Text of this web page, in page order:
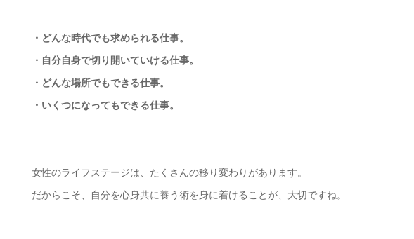
・どんな時代でも求められる仕事。
・自分自身で切り開いていける仕事。
・どんな場所でもできる仕事。
・いくつになってもできる仕事。
女性のライフステージは、たくさんの移り変わりがあります。
だからこそ、自分を心身共に養う術を身に着けることが、大切ですね。